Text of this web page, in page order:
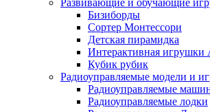
Развивающие и обучающие
Бизиборды
Сортер Монтессори
Детская пирамидка
Интерактивная игрушки
Кубик рубик
Радиоуправляемые модели и
Радиоуправляемые
Радиоуправляемые лодки